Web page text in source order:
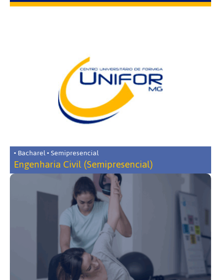
• Bacharel • Semipresencial
Engenharia Civil (Semipresencial)